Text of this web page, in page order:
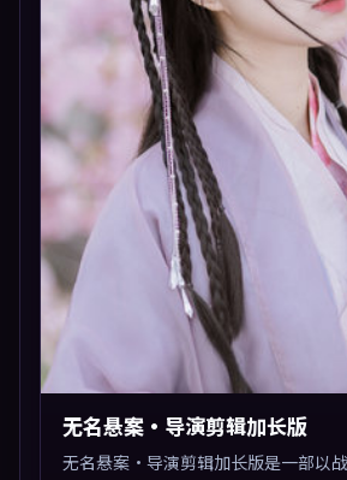
无名悬案·导演剪辑加长版
无名悬案·导演剪辑加长版是一部以